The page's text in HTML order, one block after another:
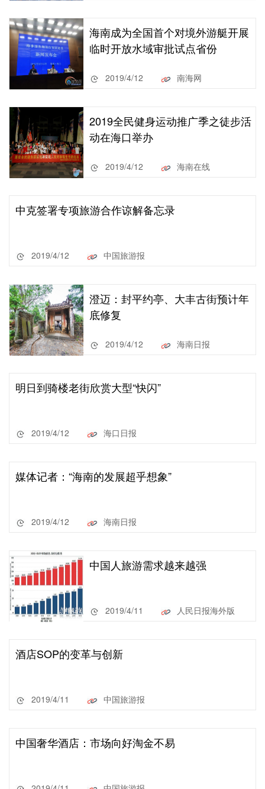
海南成为全国首个对境外游艇开展
临时开放水域审批试点省份
2019/4/12 南海网
2019全民健身运动推广季之徒步活
动在海口举办
2019/4/12 海南在线
中克签署专项旅游合作谅解备忘录
2019/4/12 中国旅游报
澄迈：封平约亭、大丰古街预计年
底修复
2019/4/12 海南日报
明日到骑楼老街欣赏大型“快闪”
2019/4/12 海口日报
媒体记者：“海南的发展超乎想象”
2019/4/12 海南日报
中国人旅游需求越来越强
2019/4/11 人民日报海外版
酒店SOP的变革与创新
2019/4/11 中国旅游报
中国奢华酒店：市场向好淘金不易